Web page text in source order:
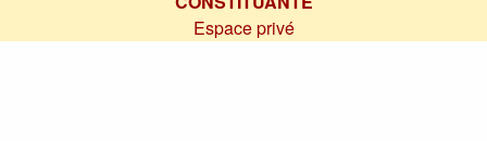
Espace privé